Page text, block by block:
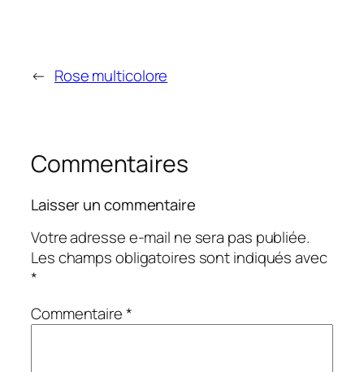
← Rose multicolore
Commentaires
Laisser un commentaire
Votre adresse e-mail ne sera pas publiée.
Les champs obligatoires sont indiqués avec
*
Commentaire*